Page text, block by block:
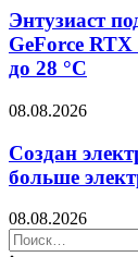
Энтузиаст
GeForce
до 28 °C
08.08.2026
Создан
больше
08.08.2026
Найти: